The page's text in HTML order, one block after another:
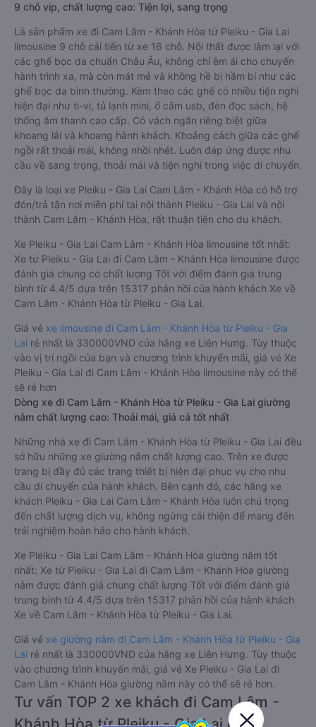
9 chỗ vip, chất lượng cao: Tiện lợi, sang trọng
Là sản phẩm xe đi Cam Lâm - Khánh Hòa từ Pleiku - Gia Lai
limousine 9 chỗ cải tiến từ xe 16 chỗ. Nội thất được làm lại với
các ghế bọc da chuẩn Châu Âu, không chỉ êm ái cho chuyến
hành trình xa, mà còn mát mẻ và không hề bị hầm bí như các
ghế bọc da bình thường. Kèm theo các ghế có nhiều tiện nghi
hiện đại như ti-vi, tủ lạnh mini, ổ cắm usb, đèn đọc sách, hệ
thống âm thanh cao cấp. Có vách ngăn riêng biệt giữa
khoang lái và khoang hành khách. Khoảng cách giữa các ghế
ngồi rất thoải mái, không nhồi nhét. Luôn đáp ứng được nhu
cầu về sang trọng, thoải mái và tiện nghi trong việc di chuyển.
Đây là loại xe Pleiku - Gia Lai Cam Lâm - Khánh Hòa có hỗ trợ
đón/trả tận nơi miễn phí tại nội thành Pleiku - Gia Lai và nội
thành Cam Lâm - Khánh Hòa, rất thuận tiện cho du khách.
Xe Pleiku - Gia Lai Cam Lâm - Khánh Hòa limousine tốt nhất:
Xe từ Pleiku - Gia Lai đi Cam Lâm - Khánh Hòa limousine được
đánh giá chung có chất lượng Tốt với điểm đánh giá trung
bình từ 4.4/5 dựa trên 15317 phản hồi của hành khách Xe về
Cam Lâm - Khánh Hòa từ Pleiku - Gia Lai.
Giá vé xe limousine đi Cam Lâm - Khánh Hòa từ Pleiku - Gia
Lai rẻ nhất là 330000VND của hãng xe Liên Hưng. Tùy thuộc
vào vị trí ngồi của bạn và chương trình khuyến mãi, giá vé Xe
Pleiku - Gia Lai đi Cam Lâm - Khánh Hòa limousine này có thể
sẽ rẻ hơn
Dòng xe đi Cam Lâm - Khánh Hòa từ Pleiku - Gia Lai giường
nằm chất lượng cao: Thoải mái, giá cả tốt nhất
Những nhà xe đi Cam Lâm - Khánh Hòa từ Pleiku - Gia Lai đều
sở hữu những xe giường nằm chất lượng cao. Trên xe được
trang bị đầy đủ các trang thiết bị hiện đại phục vụ cho nhu
cầu di chuyển của hành khách. Bên cạnh đó, các hãng xe
khách Pleiku - Gia Lai Cam Lâm - Khánh Hòa luôn chú trọng
đến chất lượng dịch vụ, không ngừng cải thiện để mang đến
trải nghiệm hoàn hảo cho hành khách.
Xe Pleiku - Gia Lai Cam Lâm - Khánh Hòa giường nằm tốt
nhất: Xe từ Pleiku - Gia Lai đi Cam Lâm - Khánh Hòa giường
nằm được đánh giá chung chất lượng Tốt với điểm đánh giá
trung bình từ 4.4/5 dựa trên 15317 phản hồi của hành khách
Xe về Cam Lâm - Khánh Hòa từ Pleiku - Gia Lai.
Giá vé xe giường nằm đi Cam Lâm - Khánh Hòa từ Pleiku - Gia
Lai rẻ nhất là 330000VND của hãng xe Liên Hưng. Tùy thuộc
vào chương trình khuyến mãi, giá vé Xe Pleiku - Gia Lai đi
Cam Lâm - Khánh Hòa giường nằm này có thể sẽ rẻ hơn.
Tư vấn TOP 2 xe khách đi Cam Lâm -